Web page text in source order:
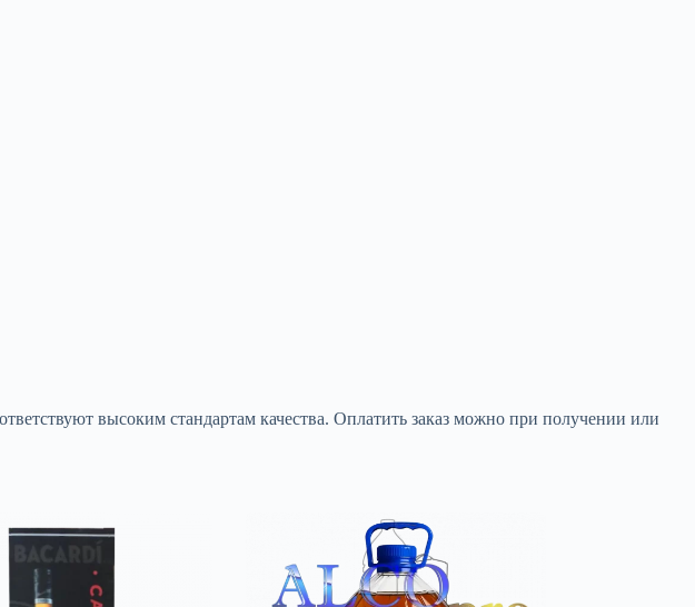
высоким стандартам качества. Оплатить заказ можно при получении или